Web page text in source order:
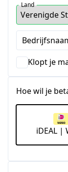
Land
Klopt je
Hoe wil je
iDEAL |